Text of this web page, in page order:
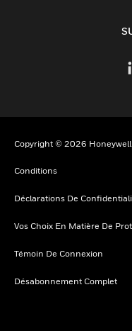
Copyright © 2026
Conditions
Déclarations De
Vos Choix En Matière De
Témoin De Connexion
Désabonnement Complet